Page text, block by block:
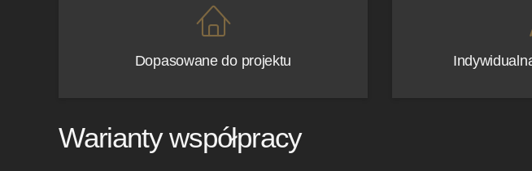
Dopasowane do projektu
Warianty współpracy